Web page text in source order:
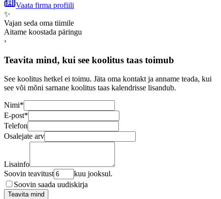
Vaata firma profiili
✨
Vajan seda oma tiimile
Aitame koostada päringu
›
Teavita mind, kui see koolitus taas toimub
See koolitus hetkel ei toimu. Jäta oma kontakt ja anname teada, kui
see või mõni sarnane koolitus taas kalendrisse lisandub.
Nimi*
E-post*
Telefon
Osalejate arv
Lisainfo
Soovin teavitust
kuu jooksul.
Soovin saada uudiskirja
Teavita mind